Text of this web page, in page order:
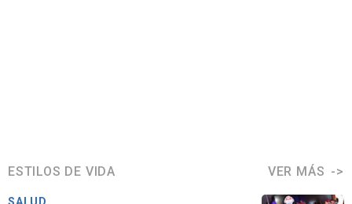
ESTILOS DE VIDA VER MÁS
SALUD